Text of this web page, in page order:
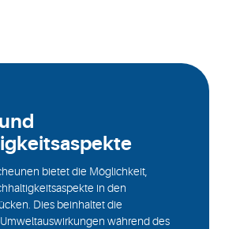
bietet die Möglichkeit,
in den
Dies beinhaltet die
während des